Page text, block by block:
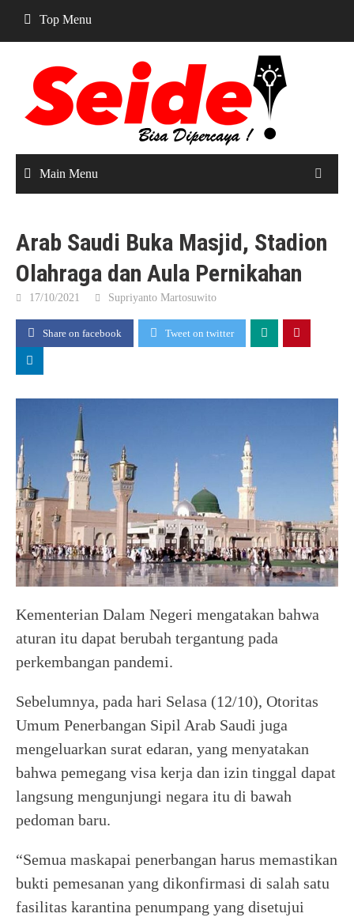
content
Top Menu
Main Menu
Arab Saudi Buka Masjid, Stadion
Olahraga dan Aula Pernikahan
17/10/2021 Supriyanto Martosuwito
Share on facebook Tweet on twitter
Kementerian Dalam Negeri mengatakan bahwa
aturan itu dapat berubah tergantung pada
perkembangan pandemi.
Sebelumnya, pada hari Selasa (12/10), Otoritas
Umum Penerbangan Sipil Arab Saudi juga
mengeluarkan surat edaran, yang menyatakan
bahwa pemegang visa kerja dan izin tinggal dapat
langsung mengunjungi negara itu di bawah
pedoman baru.
“Semua maskapai penerbangan harus memastikan
bukti pemesanan yang dikonfirmasi di salah satu
fasilitas karantina penumpang yang disetujui